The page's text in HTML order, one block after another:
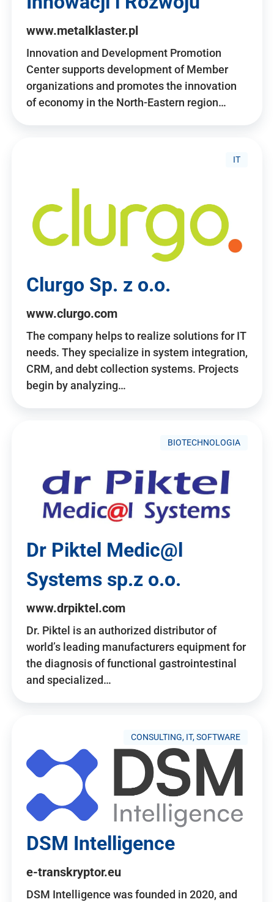
www.metalklaster.pl
Innovation and Development Promotion
Center supports development of Member
organizations and promotes the innovation
of economy in the North-Eastern region…
IT
Clurgo Sp. z o.o.
www.clurgo.com
The company helps to realize solutions for IT
needs. They specialize in system integration,
CRM, and debt collection systems. Projects
begin by analyzing…
BIOTECHNOLOGIA
Dr Piktel Medic@l
Systems sp.z o.o.
www.drpiktel.com
Dr. Piktel is an authorized distributor of
world’s leading manufacturers equipment for
the diagnosis of functional gastrointestinal
and specialized…
CONSULTING, IT, SOFTWARE
DSM Intelligence
e-transkryptor.eu
DSM Intelligence was founded in 2020, and